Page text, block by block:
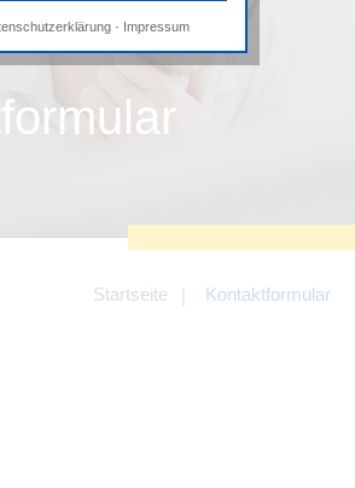
Startseite Kontaktformular
Cookies
Cookies sind erforderlich, um die
Funktionalität der Website
Tracking- und Targeting-Cookies
einschließlich der
von z.B. Facebook und
· Impressum